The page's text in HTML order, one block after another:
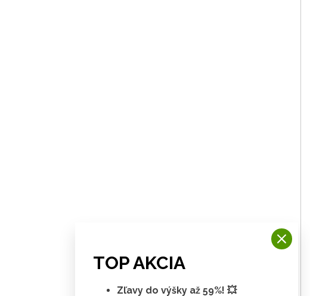
TOP AKCIA
Zľavy do výšky až 59%! 💥